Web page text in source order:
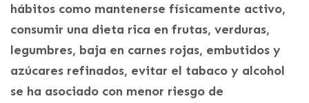
hábitos como mantenerse físicamente activo,
consumir una dieta rica en frutas, verduras,
legumbres, baja en carnes rojas, embutidos y
azúcares refinados, evitar el tabaco y alcohol
se ha asociado con menor riesgo de